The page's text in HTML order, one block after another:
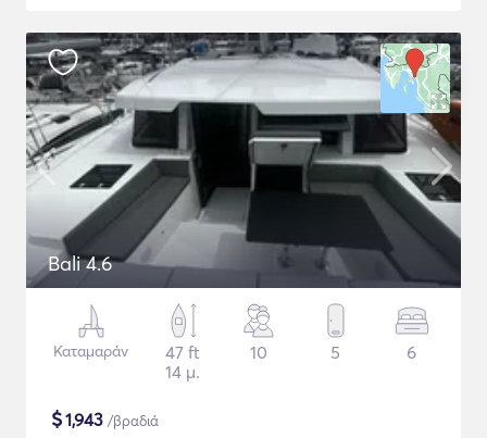
Bali 4.6
Καταμαράν
47 ft
14 μ.
10 5 6
$1,943 /βραδιά